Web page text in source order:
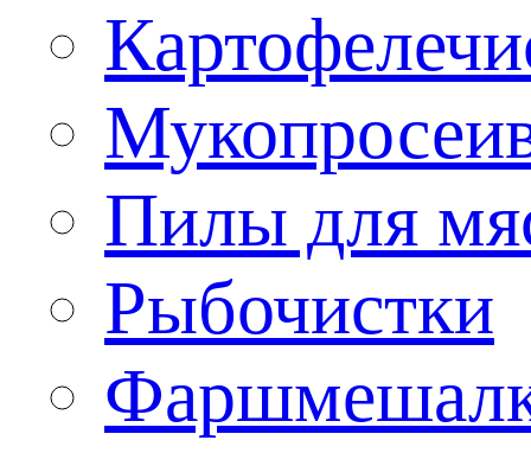
Пилы для
Рыбочистки